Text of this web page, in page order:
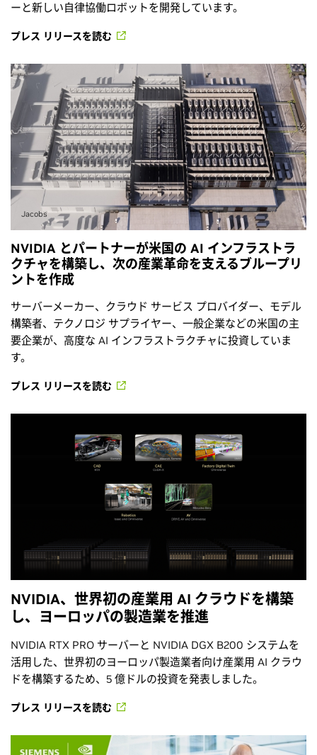
ーと新しい自律協働ロボットを開発しています。
プレス リリースを読む
Jacobs
NVIDIA とパートナーが米国の AI インフラストラ
クチャを構築し、次の産業革命を支えるブループリ
ントを作成
サーバーメーカー、クラウド サービス プロバイダー、モデル
構築者、テクノロジ サプライヤー、一般企業などの米国の主
要企業が、高度な AI インフラストラクチャに投資していま
す。
プレス リリースを読む
NVIDIA、世界初の産業用 AI クラウドを構築
し、ヨーロッパの製造業を推進
NVIDIA RTX PRO サーバーと NVIDIA DGX B200 システムを
活用した、世界初のヨーロッパ製造業者向け産業用 AI クラウ
ドを構築するため、5 億ドルの投資を発表しました。
プレス リリースを読む